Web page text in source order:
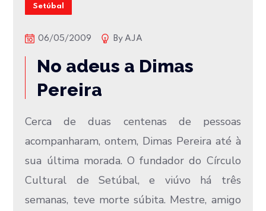
Setúbal
06/05/2009 ByAJA
No adeus a Dimas
Pereira
Cerca de duas centenas de pessoas
acompanharam, ontem, Dimas Pereira até à
sua última morada. O fundador do Círculo
Cultural de Setúbal, e viúvo há três
semanas, teve morte súbita. Mestre, amigo